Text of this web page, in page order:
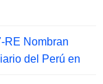
RE Nombran
del Perú en